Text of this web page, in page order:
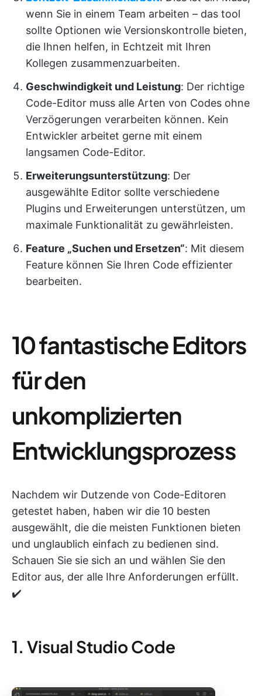
wenn Sie in einem Team arbeiten – das tool
sollte Optionen wie Versionskontrolle bieten,
die Ihnen helfen, in Echtzeit mit Ihren
Kollegen zusammenzuarbeiten.
Geschwindigkeit und Leistung: Der richtige
Code-Editor muss alle Arten von Codes ohne
Verzögerungen verarbeiten können. Kein
Entwickler arbeitet gerne mit einem
langsamen Code-Editor.
Erweiterungsunterstützung: Der
ausgewählte Editor sollte verschiedene
Plugins und Erweiterungen unterstützen, um
maximale Funktionalität zu gewährleisten.
Feature „Suchen und Ersetzen“: Mit diesem
Feature können Sie Ihren Code effizienter
bearbeiten.
10 fantastische Editors
für den
unkomplizierten
Entwicklungsprozess
Nachdem wir Dutzende von Code-Editoren
getestet haben, haben wir die 10 besten
ausgewählt, die die meisten Funktionen bieten
und unglaublich einfach zu bedienen sind.
Schauen Sie sie sich an und wählen Sie den
Editor aus, der alle Ihre Anforderungen erfüllt.
✔️
1. Visual Studio Code